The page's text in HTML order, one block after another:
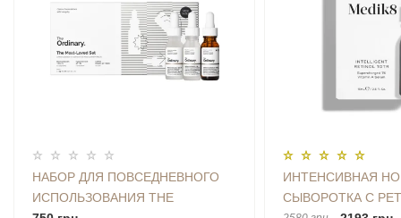
НАБОР ДЛЯ ПОВСЕДНЕВНОГО
ИСПОЛЬЗОВАНИЯ THE
ИНТЕНСИВНАЯ
СЫВОРОТКА С